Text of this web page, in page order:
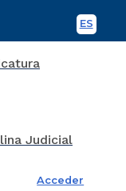
ES
Acceder